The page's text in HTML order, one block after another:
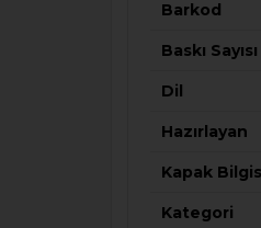
Barkod
Baskı Sayısı
Dil
Hazırlayan
Kapak
Kategori